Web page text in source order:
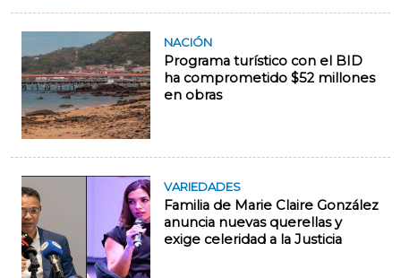
NACIÓN
Programa turístico con el BID
ha comprometido $52 millones
en obras
VARIEDADES
Familia de Marie Claire González
anuncia nuevas querellas y
exige celeridad a la Justicia